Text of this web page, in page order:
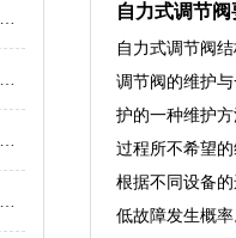
自力式调节
自力式调节阀
调节阀的维护
护的一种维护
过程所不希望
根据不同设备
低故障发生概